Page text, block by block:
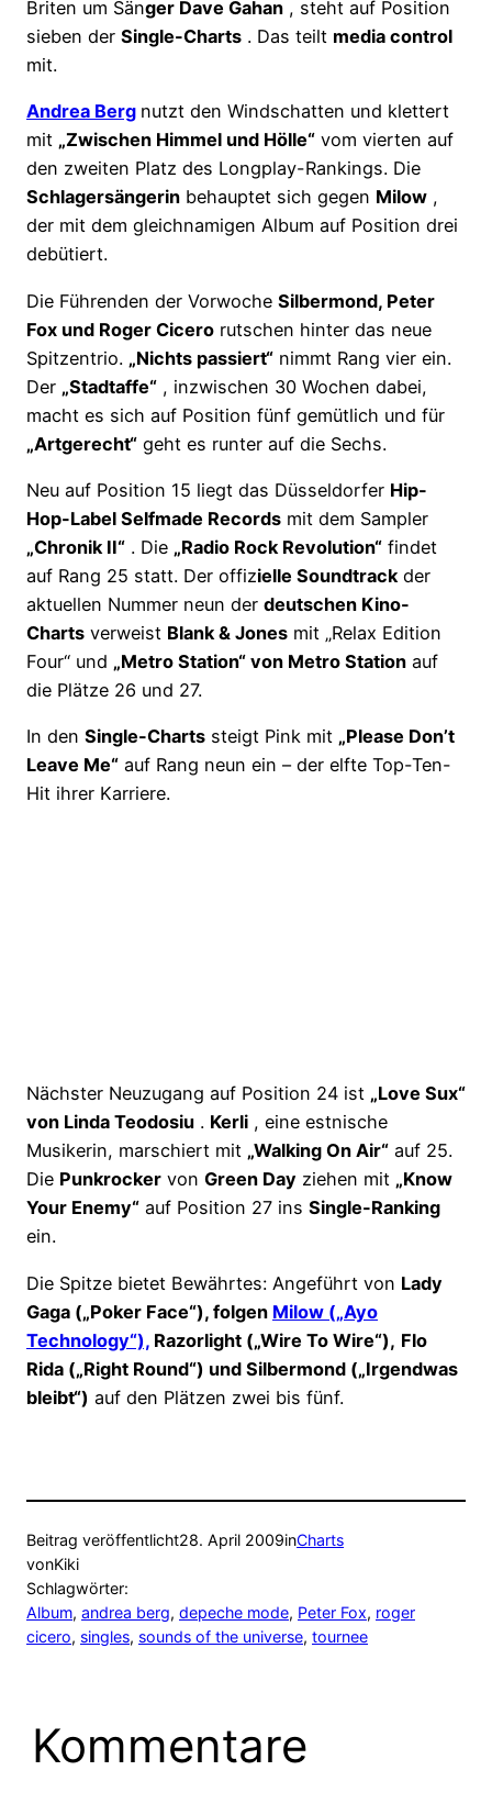
Briten um Sänger Dave Gahan , steht auf Position
sieben der Single-Charts . Das teilt media control
mit.
Andrea Berg nutzt den Windschatten und klettert
mit „Zwischen Himmel und Hölle“ vom vierten auf
den zweiten Platz des Longplay-Rankings. Die
Schlagersängerin behauptet sich gegen Milow ,
der mit dem gleichnamigen Album auf Position drei
debütiert.
Die Führenden der Vorwoche Silbermond, Peter
Fox und Roger Cicero rutschen hinter das neue
Spitzentrio. „Nichts passiert“ nimmt Rang vier ein.
Der „Stadtaffe“ , inzwischen 30 Wochen dabei,
macht es sich auf Position fünf gemütlich und für
„Artgerecht“ geht es runter auf die Sechs.
Neu auf Position 15 liegt das Düsseldorfer Hip-
Hop-Label Selfmade Records mit dem Sampler
„Chronik II“ . Die „Radio Rock Revolution“ findet
auf Rang 25 statt. Der offizielle Soundtrack der
aktuellen Nummer neun der deutschen Kino-
Charts verweist Blank & Jones mit „Relax Edition
Four“ und „Metro Station“ von Metro Station auf
die Plätze 26 und 27.
In den Single-Charts steigt Pink mit „Please Don’t
Leave Me“ auf Rang neun ein – der elfte Top-Ten-
Hit ihrer Karriere.
Nächster Neuzugang auf Position 24 ist „Love Sux“
von Linda Teodosiu . Kerli , eine estnische
Musikerin, marschiert mit „Walking On Air“ auf 25.
Die Punkrocker von Green Day ziehen mit „Know
Your Enemy“ auf Position 27 ins Single-Ranking
ein.
Die Spitze bietet Bewährtes: Angeführt von Lady
Gaga („Poker Face“), folgen Milow („Ayo
Technology“), Razorlight („Wire To Wire“), Flo
Rida („Right Round“) und Silbermond („Irgendwas
bleibt“) auf den Plätzen zwei bis fünf.
Beitrag veröffentlicht28. April 2009inCharts
vonKiki
Schlagwörter:
Album, andrea berg, depeche mode, Peter Fox, roger
cicero, singles, sounds of the universe, tournee
Kommentare